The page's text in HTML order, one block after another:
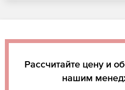
Рассчитайте цену и
нашим